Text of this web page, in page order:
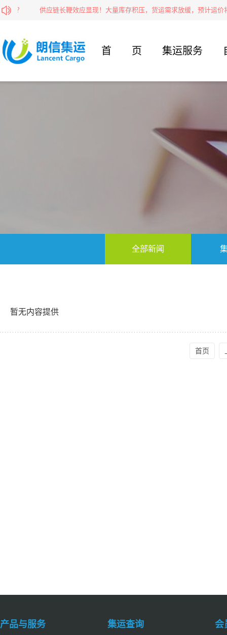
？ 供应链长鞭效应显现！大量库存积压，货运需求放缓，预计运价将继
首页 集运服务
全部新闻
暂无内容提供
首页
产品与服务 集运查询 会